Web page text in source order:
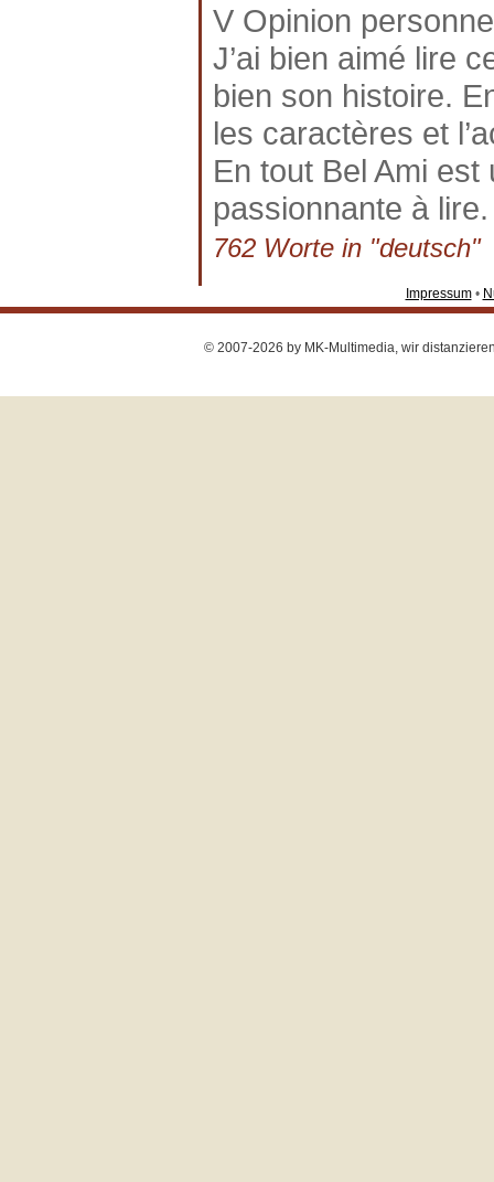
V Opinion
J’ai bien aimé lire
bien son histoire.
les caractères et
En tout Bel Ami
passionnante à lire.
762 Worte in
Impressum•
© 2007-2026 by MK-Multimedia, wir